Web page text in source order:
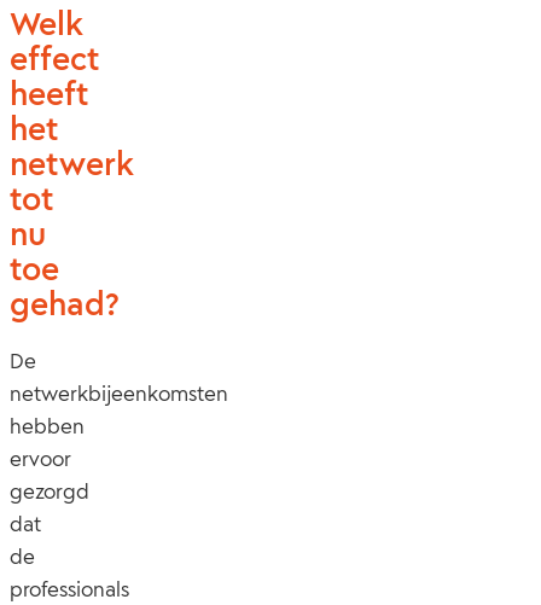
Welk
effect
heeft
het
netwerk
tot
nu
toe
gehad?
De
netwerkbijeenkomsten
hebben
ervoor
gezorgd
dat
de
professionals